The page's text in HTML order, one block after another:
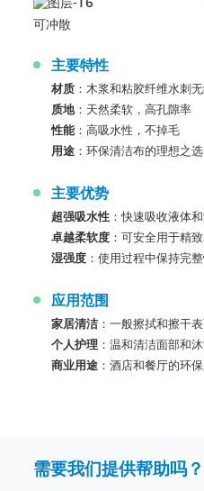
可冲散
主要特性
材质 ：木浆和粘胶纤维水刺
质地：天然柔软，高孔隙率
性能 ：高吸水性，不掉毛
用途 ：环保清洁布的理想之选
主要优势
超强吸水性 ：快速吸收液体
卓越柔软度 ：可安全用于精
湿强度 ：使用过程中保持完
应用范围
家居清洁 ：一般擦拭和擦干
个人护理 ：温和清洁面部和
商业用途 ：酒店和餐厅的环
需要我们提供帮助吗？